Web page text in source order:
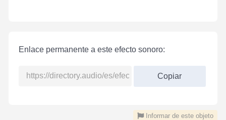
Enlace permanente a este efecto sonoro:
Copiar
Informar de este objeto